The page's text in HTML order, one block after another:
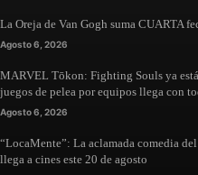
La Oreja de Van Gogh suma CUARTA
Agosto 6, 2026
MARVEL Tōkon: Fighting Souls ya
juegos de pelea por equipos llega con
Agosto 6, 2026
“LocaMente”: La aclamada comedia
llega a cines este 20 de agosto